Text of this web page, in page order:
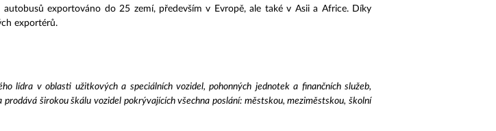
exportováno do 25 zemí, především v Evropě, ale také v Asii a Africe. Díky
exportérů.
lídra v oblasti užitkových a speciálních vozidel, pohonných jednotek a finančních služeb,
širokou škálu vozidel pokrývajících všechna poslání: městskou, meziměstskou, školní